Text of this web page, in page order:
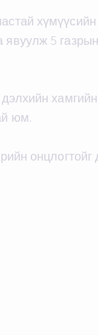
явуулж 5
дэлхийн
юм.